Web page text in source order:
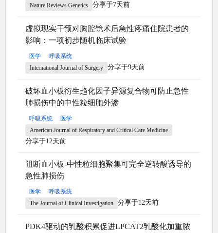
Nature Reviews Genetics
分享于7天前
虚拟现实干预对胸腔镜术后急性疼痛住院患者的
影响：一项初步随机临床试验
医学
呼吸系统
International Journal of Surgery
分享于9天前
破坏血小板衍生趋化因子异源复合物可防止急性
肺损伤中的中性粒细胞外渗
呼吸系统
医学
American Journal of Respiratory and Critical Care Medicine
分享于12天前
阻断血小板-中性粒细胞聚集可完全逆转酸诱导的
急性肺损伤
医学
呼吸系统
The Journal of Clinical Investigation
分享于12天前
PDK4驱动的乳酸积累促进LPCAT2乳酸化加重脓